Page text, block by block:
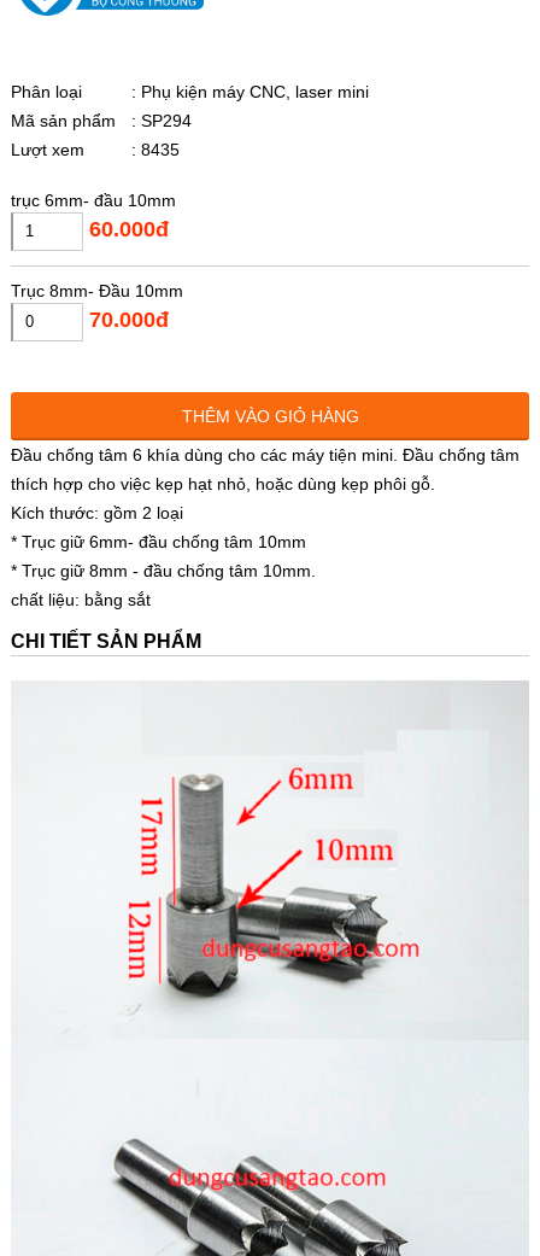
Phân loại
: Phụ kiện máy CNC, laser mini
Mã sản phẩm
: SP294
Lượt xem
: 8435
trục 6mm- đầu 10mm
60.000đ
Trục 8mm- Đầu 10mm
70.000đ
THÊM VÀO GIỎ HÀNG
Đầu chống tâm 6 khía dùng cho các máy tiện mini. Đầu chống tâm
thích hợp cho việc kẹp hạt nhỏ, hoặc dùng kẹp phôi gỗ.
Kích thước: gồm 2 loại
* Trục giữ 6mm- đầu chống tâm 10mm
* Trục giữ 8mm - đầu chống tâm 10mm.
chất liệu: bằng sắt
CHI TIẾT SẢN PHẨM